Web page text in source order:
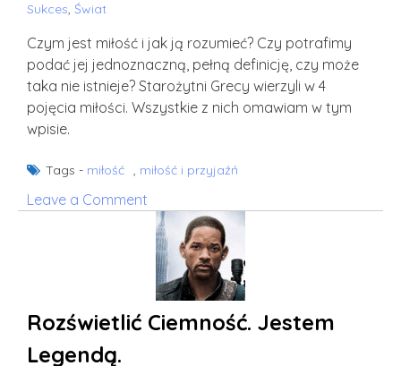
Sukces, Świat
Czym jest miłość i jak ją rozumieć? Czy potrafimy
podać jej jednoznaczną, pełną definicję, czy może
taka nie istnieje? Starożytni Grecy wierzyli w 4
pojęcia miłości. Wszystkie z nich omawiam w tym
wpisie.
Tags - miłość , miłość i przyjaźń
Leave a Comment
Cztery
pojęcia
miłości
według
Starożytnych
Greków
Rozświetlić Ciemność. Jestem
Legendą.